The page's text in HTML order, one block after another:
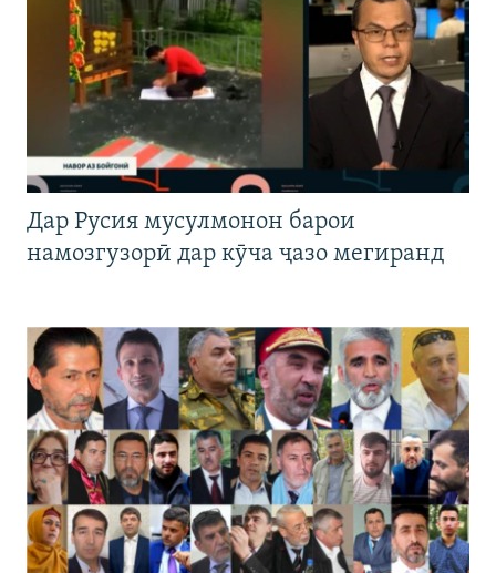
Дар Русия мусулмонон барои
намозгузорӣ дар кӯча ҷазо мегиранд